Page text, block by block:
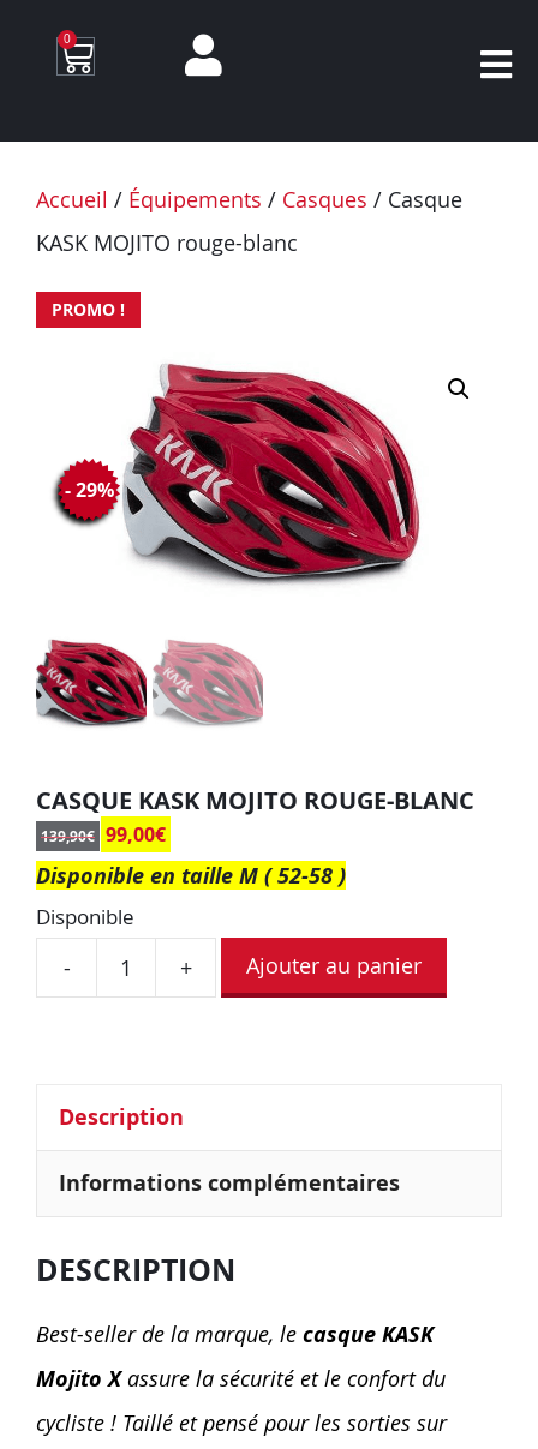
0
Accueil / Équipements / Casques / Casque
KASK MOJITO rouge-blanc
PROMO !
CASQUE KASK MOJITO ROUGE-BLANC
139,90€ 99,00€
- 29%
Disponible en taille M ( 52-58 )
Disponible
- + Ajouter au panier
Description
Informations complémentaires
DESCRIPTION
Best-seller de la marque, le casque KASK
Mojito Xassure la sécurité et le confort du
cycliste ! Taillé et pensé pour les sorties sur